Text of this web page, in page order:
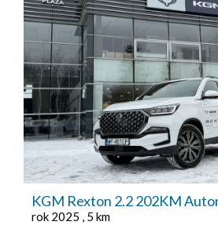
KGM Rexton 2.2 202KM
rok 2025 , 5 km